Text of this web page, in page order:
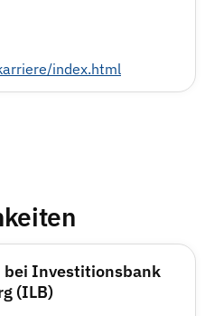
index.html
bei Investitionsbank
(ILB)